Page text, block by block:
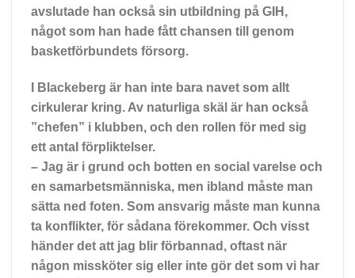
avslutade han också sin utbildning på GIH,
något som han hade fått chansen till genom
basketförbundets försorg.
I Blackeberg är han inte bara navet som allt
cirkulerar kring. Av naturliga skäl är han också
”chefen” i klubben, och den rollen för med sig
ett antal förpliktelser.
– Jag är i grund och botten en social varelse och
en samarbetsmänniska, men ibland måste man
sätta ned foten. Som ansvarig måste man kunna
ta konflikter, för sådana förekommer. Och visst
händer det att jag blir förbannad, oftast när
någon missköter sig eller inte gör det som vi har